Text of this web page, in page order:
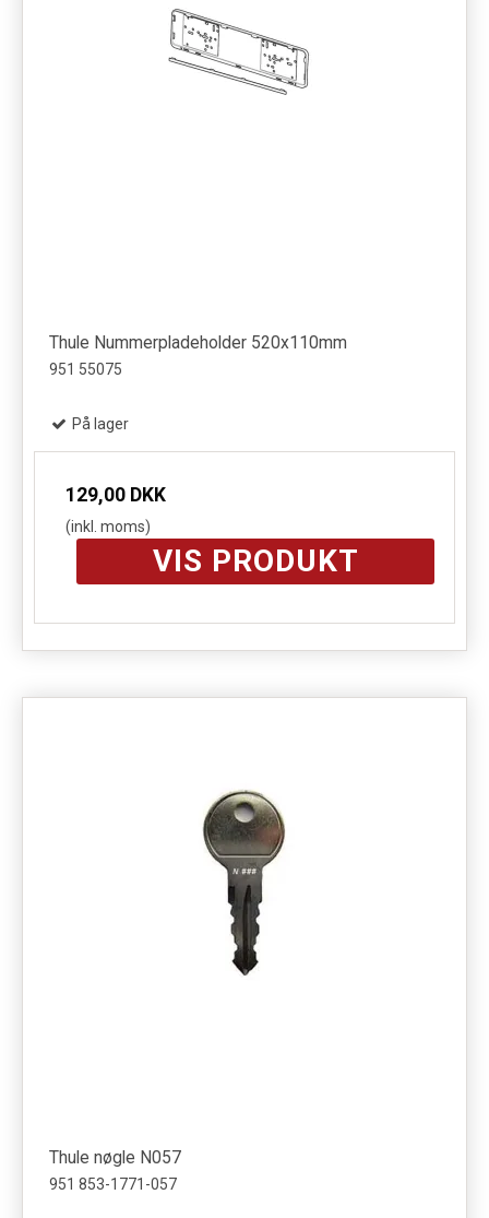
Thule Nummerpladeholder 520x110mm
951 55075
På lager
129,00 DKK
(inkl. moms)
VIS PRODUKT
Thule nøgle N057
951 853-1771-057